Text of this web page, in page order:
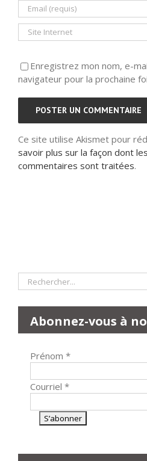
Enregistrez mon nom, e-
navigateur pour la prochaine
Ce site utilise Akismet pour
savoir plus sur la façon dont
commentaires sont traitées.
Rechercher:
Abonnez-vous à
Prénom *
Courriel *